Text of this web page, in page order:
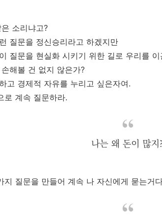
소리냐고?
질문을 정신승리라고 하겠지만
질문을 현실화 시키기 위한 길로 우리를 이
해볼 건 없지 않은가?
고 경제적 자유를 누리고 싶은자여.
로 계속 질문하라.
나는 왜 돈이 많지
지 질문을 만들어 계속 나 자신에게 묻는거